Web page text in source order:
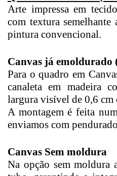
Arte impressa em
com textura semelhante
pintura convencional.
Canvas já emoldurado
Para o quadro em
canaleta em madeira
largura visível de 0,6 cm
A montagem é feita
enviamos com
Canvas Sem moldura
Na opção sem moldura